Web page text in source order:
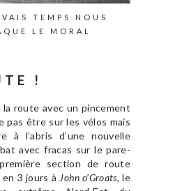
TEMPS NOUS
LE MORAL
!
la route avec un pincement
pas être sur les vélos mais
à l’abris d’une nouvelle
avec fracas sur le pare-
section de route
3 jours à John o’Groats, le